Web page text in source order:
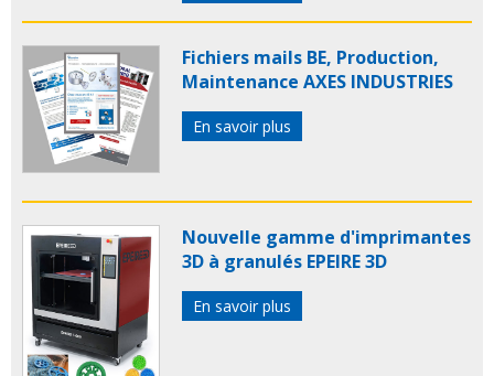
Fichiers mails BE, Production,
Maintenance AXES INDUSTRIES
En savoir plus
Nouvelle gamme d'imprimantes
3D à granulés EPEIRE 3D
En savoir plus